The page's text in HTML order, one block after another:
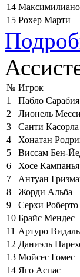
14
15 Рохер Марти
№ Игрок
1
Пабло Сарабия
2
Лионель Месси
3
Санти Касорла
4
Хонатан
5
Виссам Бен-
6
Хосе Кампанья
7
Антуан
8
Жорди Альба
9
Серхи Роберто
10 Брайс Мендес
11 Артуро Видаль
12 Даниэль
13 Мойсес Гомес
14 Яго Аспас